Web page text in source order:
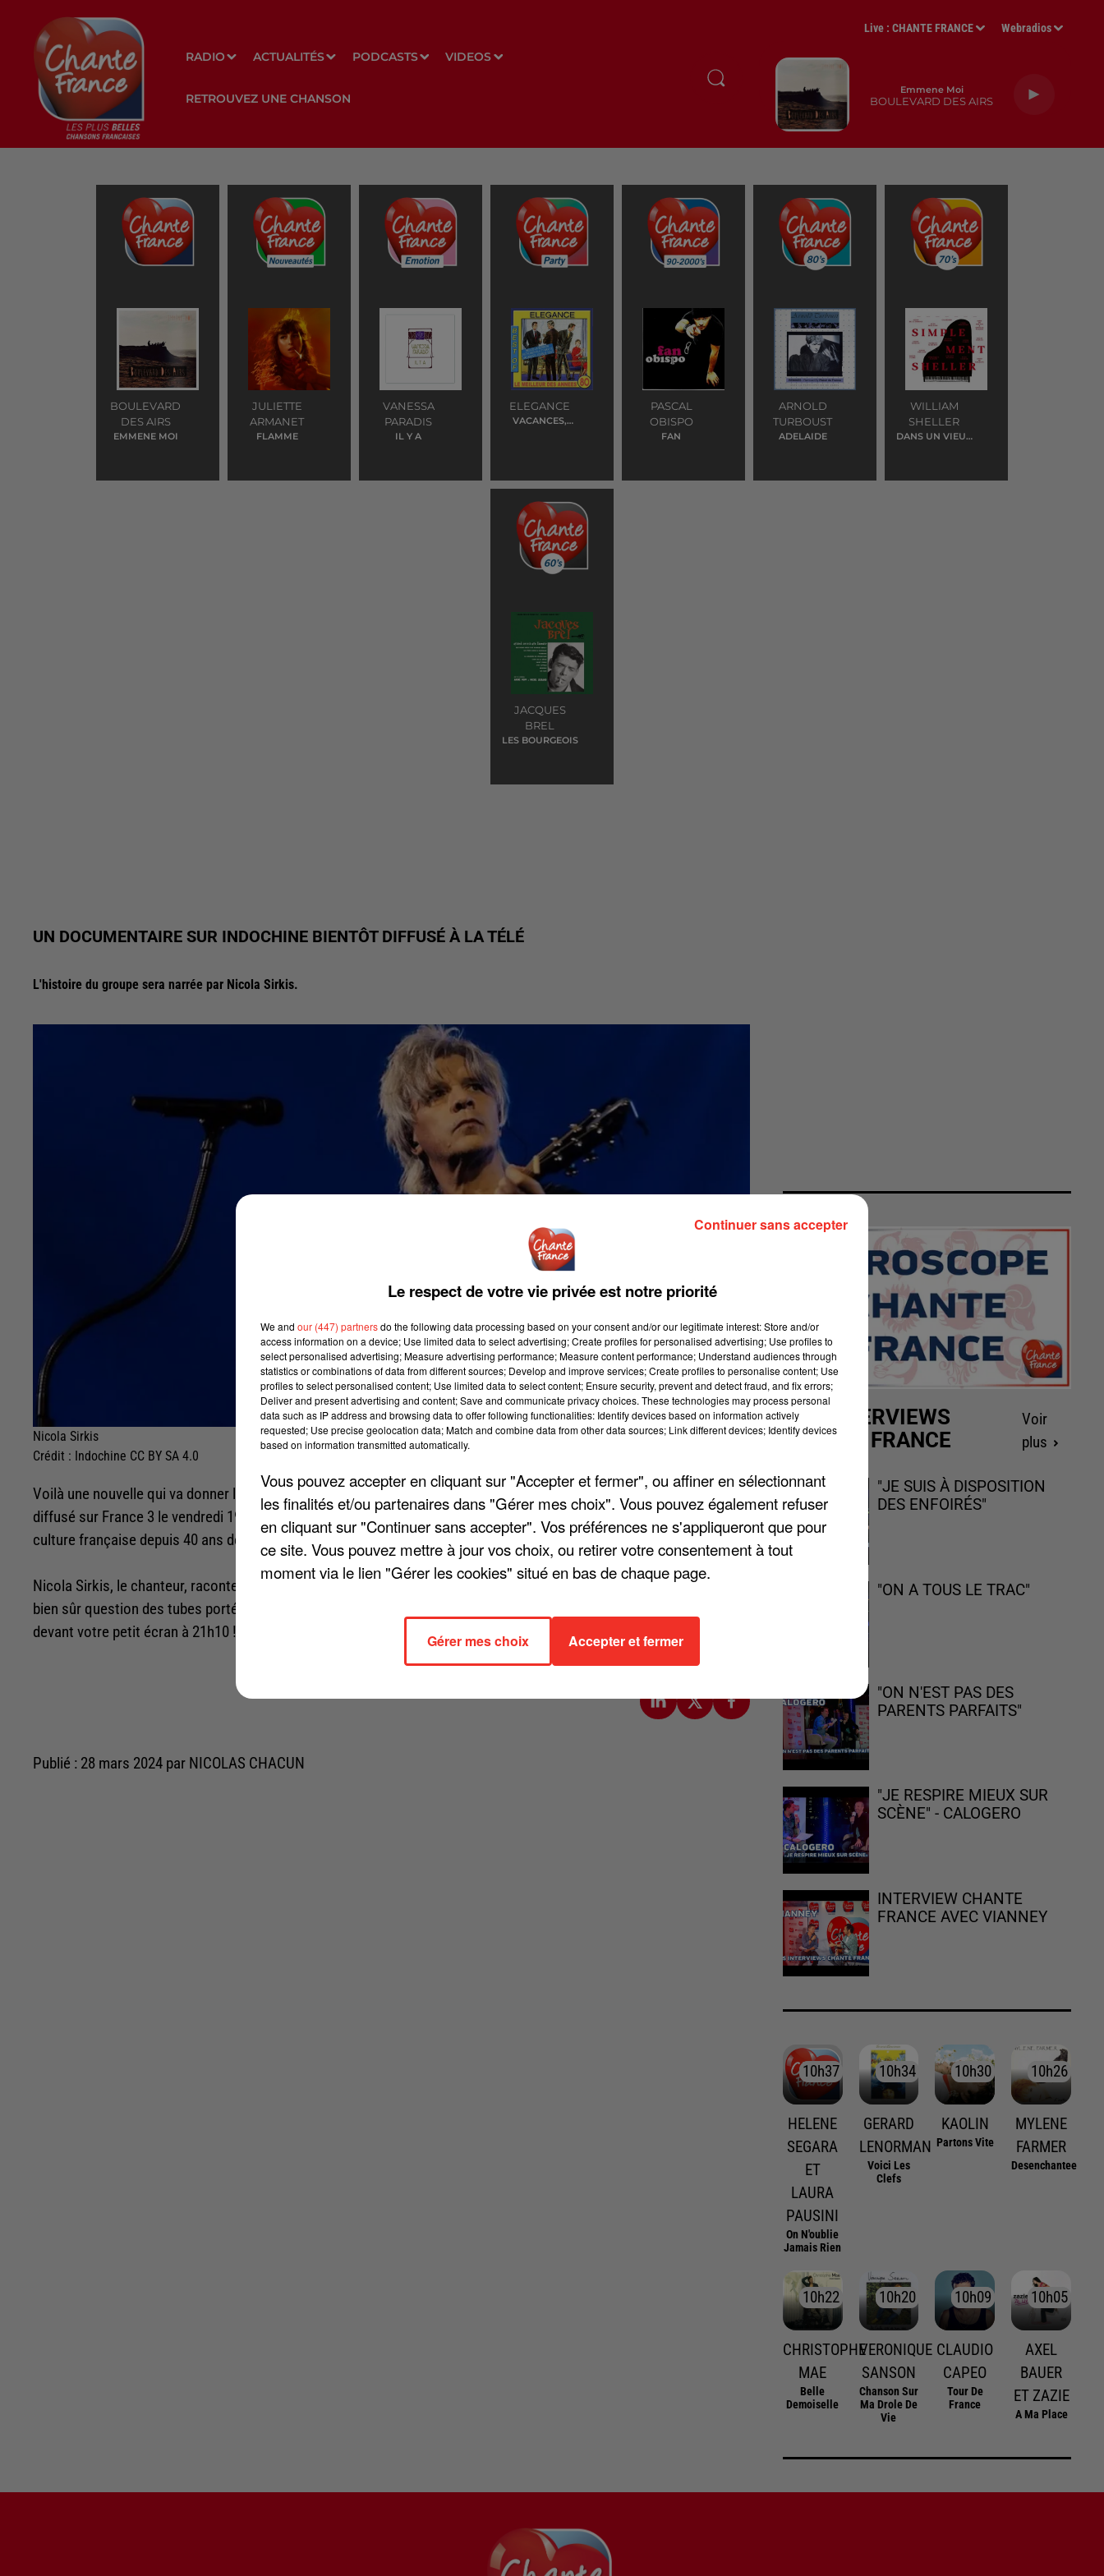
RADIO ACTUALITÉS PODCASTS VIDEOS
RETROUVEZ UNE CHANSON
Live :CHANTE FRANCE Webradios
Emmene Moi
BOULEVARD DES AIRS
BOULEVARD
DES AIRS
EMMENE MOI
JULIETTE
ARMANET
FLAMME
VANESSA
PARADIS
IL Y A
ELEGANCE
VACANCES,
PASCAL
OBISPO
FAN
ARNOLD
TURBOUST
ADELAIDE
WILLIAM
SHELLER
DANS UN VIEUX
JACQUES
BREL
LES BOURGEOIS
UN DOCUMENTAIRE SUR INDOCHINE BIENTÔT DIFFUSÉ À LA TÉLÉ
L'histoire du groupe sera narrée par Nicola Sirkis.
Nicola Sirkis
Crédit : Indochine CC BY SA 4.0
Voilà une nouvelle qui va donner le sourire aux fans du groupe. Intitulé « Indochine, une révolution musicale », sera
diffusé sur France 3 le vendredi 19 avril 2024. Ce programme retracera l'histoire du groupe de rock qui marque la
culture française depuis 40 ans déjà.
Nicola Sirkis, le chanteur, racontera le parcours d'Indochine à travers un concert inédit et des archives rares. Il sera
bien sûr question des tubes portés par le groupe et des bouleversements de la société française. Rendez-vous
devant votre petit écran à 21h10 !
Publié : 28 mars 2024 par NICOLAS CHACUN
LES INTERVIEWS
CHANTE FRANCE
Voir
plus
"JE SUIS À DISPOSITION
DES ENFOIRÉS"
"ON A TOUS LE TRAC"
"ON N'EST PAS DES
PARENTS PARFAITS"
"JE RESPIRE MIEUX SUR
SCÈNE" - CALOGERO
INTERVIEW CHANTE
FRANCE AVEC VIANNEY
10h37
10h37
HELENE
SEGARA
ET
LAURA
PAUSINI
On N'oublie
Jamais Rien
10h34
10h34
GERARD
LENORMAN
Voici Les
Clefs
10h30
10h30
KAOLIN
Partons Vite
10h26
10h26
MYLENE
FARMER
Desenchantee
10h22
10h22
CHRISTOPHE
MAE
Belle
Demoiselle
10h20
10h20
VERONIQUE
SANSON
Chanson Sur
Ma Drole De
Vie
10h09
10h09
CLAUDIO
CAPEO
Tour De
France
10h05
10h05
AXEL
BAUER
ET ZAZIE
A Ma Place
Le respect de votre vie privée est notre priorité
We and our (447) partnersdo the following data processing based on your consent and/or our legitimate interest: Store and/or
access information on a device; Use limited data to select advertising; Create profiles for personalised advertising; Use profiles to
select personalised advertising; Measure advertising performance; Measure content performance; Understand audiences through
statistics or combinations of data from different sources; Develop and improve services; Create profiles to personalise content; Use
profiles to select personalised content; Use limited data to select content; Ensure security, prevent and detect fraud, and fix errors;
Deliver and present advertising and content; Save and communicate privacy choices. These technologies may process personal
data such as IP address and browsing data to offer following functionalities: Identify devices based on information actively
requested; Use precise geolocation data; Match and combine data from other data sources; Link different devices; Identify devices
based on information transmitted automatically.
Vous pouvez accepter en cliquant sur "Accepter et fermer", ou affiner en sélectionnant
les finalités et/ou partenaires dans "Gérer mes choix". Vous pouvez également refuser
en cliquant sur "Continuer sans accepter". Vos préférences ne s'appliqueront que pour
ce site. Vous pouvez mettre à jour vos choix, ou retirer votre consentement à tout
moment via le lien "Gérer les cookies" situé en bas de chaque page.
Gérer mes choix Accepter et fermer
Continuer sans accepter